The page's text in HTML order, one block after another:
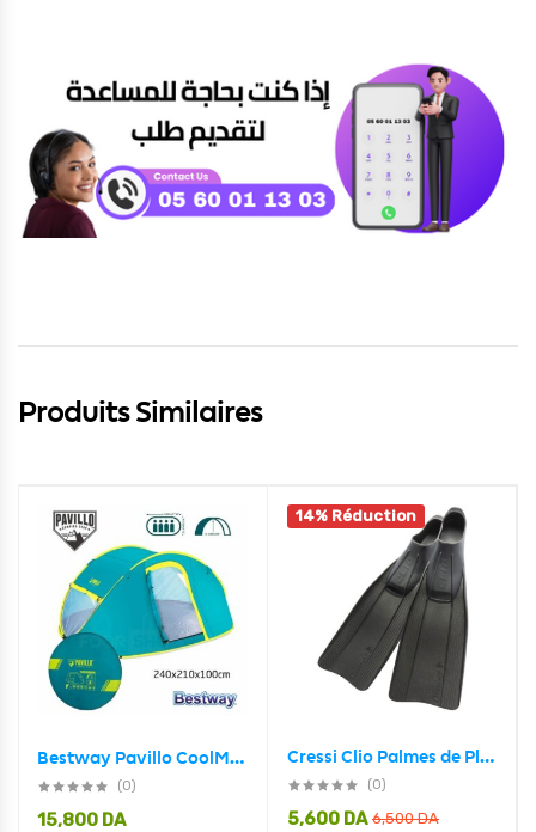
Produits Similaires
Bestway Pavillo CoolMount Tente pour 4 Personnes 240 x 210 x 100cm ‎68087
(0)
15,800 DA
14% Réduction
Cressi Clio Palmes de Plongée Professionnel avec Longue Lame – زعانف السباحة
(0)
6,500DA
5,600 DA